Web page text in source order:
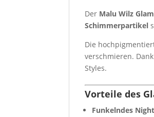
Der Malu Wilz
Schimmerpartikel
Die
verschmieren.
Styles.
Vorteile des
Funkelndes